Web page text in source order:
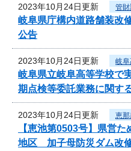
2023年10月24日更新 管
岐阜県庁構内道路舗装改
公告
2023年10月24日更新 岐
岐阜県立岐阜高等学校で
期点検等委託業務に関す
2023年10月24日更新 恵
【恵池第0503号】県営
地区 加子母防災ダム改